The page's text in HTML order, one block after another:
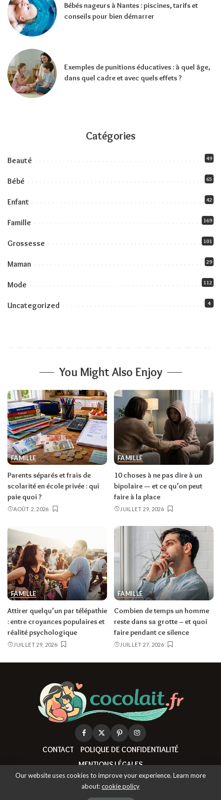
Bébés nageurs à Nantes : piscines, tarifs et
conseils pour bien démarrer
Exemples de punitions éducatives : à quel âge,
dans quel cadre et avec quels effets ?
Catégories
Beauté 49
Bébé 65
Enfant 42
Famille 169
Grossesse 101
Maman 29
Mode 112
Uncategorized 4
You Might Also Enjoy
FAMILLE
Parents séparés et frais de
scolarité en école privée : qui
paie quoi ?
AOÛT 2, 2026
FAMILLE
10 choses à ne pas dire à un
bipolaire — et ce qu’on peut
faire à la place
JUILLET 29, 2026
FAMILLE
Attirer quelqu’un par télépathie
: entre croyances populaires et
réalité psychologique
JUILLET 29, 2026
FAMILLE
Combien de temps un homme
reste dans sa grotte – et quoi
faire pendant ce silence
JUILLET 27, 2026
CONTACT
POLIQUE DE CONFIDENTIALITÉ
MENTIONS LÉGALES
Our website uses cookies to improve your experience. Learn more
about:cookie policy